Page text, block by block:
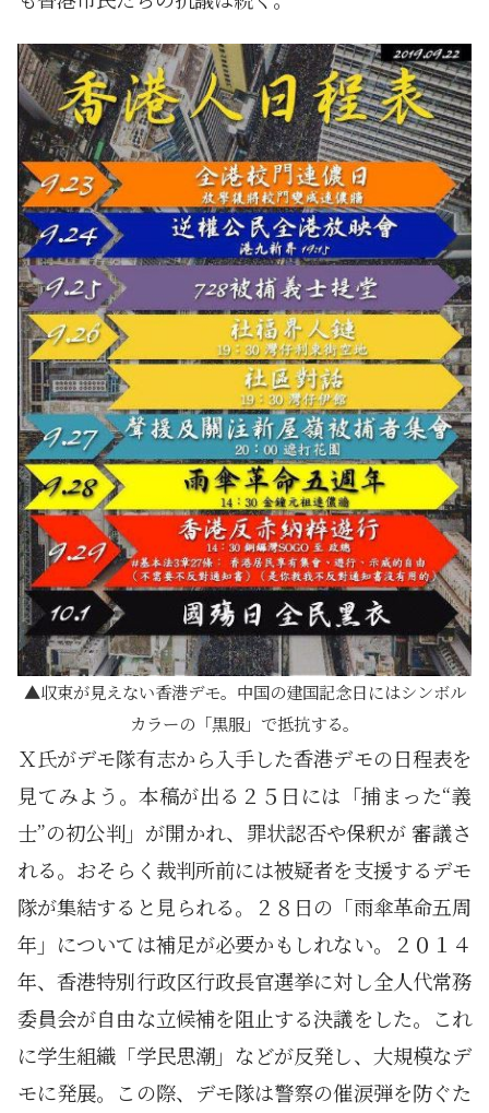
収束が見えない香港デモ。中国の建国記念日にはシンボル
カラーの「黒服」で抵抗する。
Ｘ氏がデモ隊有志から入手した香港デモの日程表を
見てみよう。本稿が出る２５日には「捕まった“義
士”の初公判」が開かれ、罪状認否や保釈が 審議さ
れる。おそらく裁判所前には被疑者を支援するデモ
隊が集結すると見られる。２８日の「雨傘革命五周
年」については補足が必要かもしれない。２０１４
年、香港特別行政区行政長官選挙に対し全人代常務
委員会が自由な立候補を阻止する決議をした。これ
に学生組織「学民思潮」などが反発し、大規模なデ
モに発展。この際、デモ隊は警察の催涙弾を防ぐた